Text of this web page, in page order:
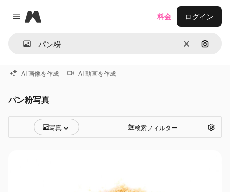
Close menu
Magnific
消去 画像で
料金 ログイン
AI 画像を作成 AI 動画を作成
パン粉写真
写真 検索フィルター